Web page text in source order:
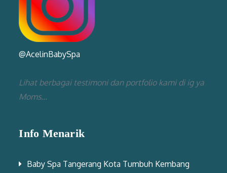
@AcelinBabySpa
Lihat berbagai testimoni dan portfolio kami di ig ya
Moms...
Info Menarik
Baby Spa Tangerang Kota Tumbuh Kembang